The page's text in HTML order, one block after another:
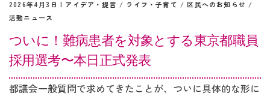
2026年4月3日 | アイデア・提言 / ライフ・子育て / 区民へのお知らせ /
活動ニュース
ついに！難病患者を対象とする東京都職員
採用選考〜本日正式発表
都議会一般質問で求めてきたことが、ついに具体的な形に